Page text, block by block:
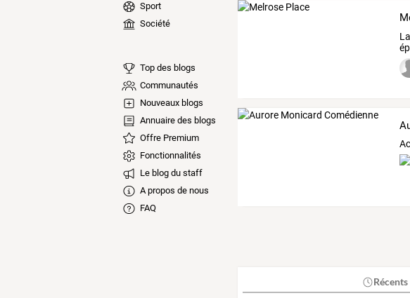
Sport
Société
Top des blogs
Communautés
Nouveaux blogs
Annuaire des blogs
Offre Premium
Fonctionnalités
Le blog du staff
A propos de nous
FAQ
La
Récents